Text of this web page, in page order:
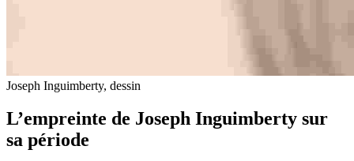
Joseph Inguimberty, dessin
L’empreinte de Joseph Inguimberty sur
sa période